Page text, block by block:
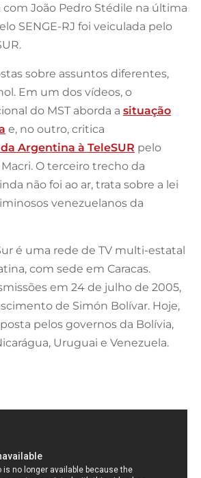
João Pedro Stédile na última
SENGE-RJ foi veiculada pelo
sobre assuntos diferentes,
Em um dos vídeos, o
do MST aborda a situação
e, no outro, critica
Argentina à TeleSUR pelo
O terceiro trecho da
não foi ao ar, trata sobre a lei
venezuelanos da
é uma rede de TV multi-estatal
com sede em Caracas.
em 24 de julho de 2005,
de Simón Bolívar. Hoje,
pelos governos da Bolívia,
Uruguai e Venezuela.